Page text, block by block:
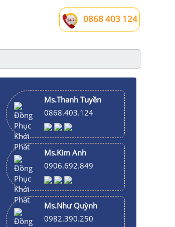
0868 403 124
Ms.Thanh Tuyền
0868.403.124
Ms.Kim Anh
0906.692.849
Ms.Như Quỳnh
0982.390.250